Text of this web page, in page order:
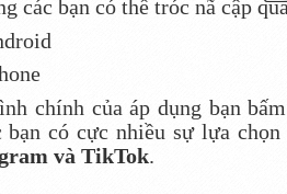
các bạn có thể tróc nã cập
chính của áp dụng bạn
bạn có cực nhiều sự lựa
và TikTok.